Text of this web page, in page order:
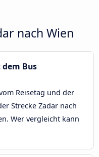
nach Wien
Bus
Reisetag und der
Strecke Zadar nach
Wer vergleicht kann